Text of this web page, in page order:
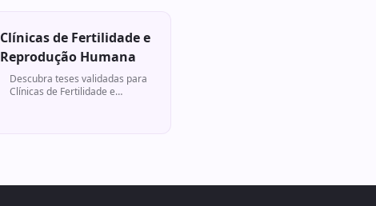
Clínicas de Fertilidade e
Reprodução Humana
Descubra teses validadas para
Clínicas de Fertilidade e